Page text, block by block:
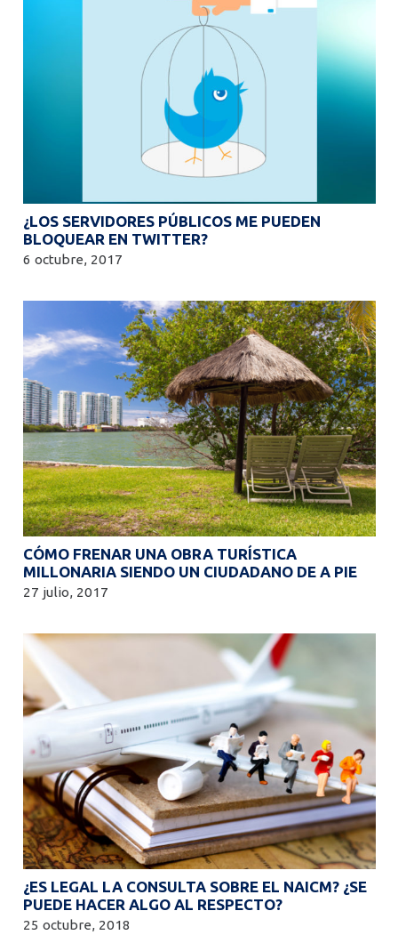
¿LOS SERVIDORES PÚBLICOS ME PUEDEN
BLOQUEAR EN TWITTER?
6 octubre, 2017
CÓMO FRENAR UNA OBRA TURÍSTICA
MILLONARIA SIENDO UN CIUDADANO DE A PIE
27 julio, 2017
¿ES LEGAL LA CONSULTA SOBRE EL NAICM? ¿SE
PUEDE HACER ALGO AL RESPECTO?
25 octubre, 2018